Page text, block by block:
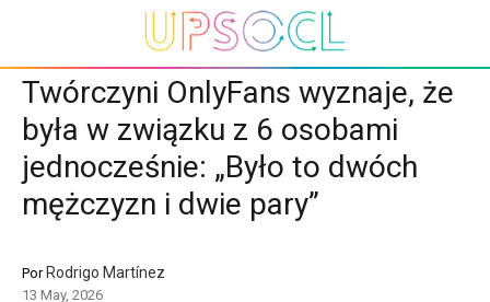
Twórczyni OnlyFans wyznaje, że
była w związku z 6 osobami
jednocześnie: „Było to dwóch
mężczyzn i dwie pary”
Por Rodrigo Martínez
13 May, 2026